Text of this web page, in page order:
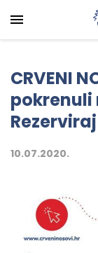
CRVENI
pokrenuli
10.07.2020.